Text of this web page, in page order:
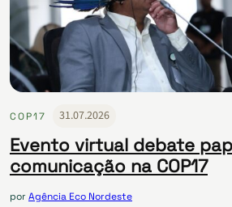
COP17 31.07.2026
Evento virtual debate
comunicação na COP17
porAgência Eco Nordeste